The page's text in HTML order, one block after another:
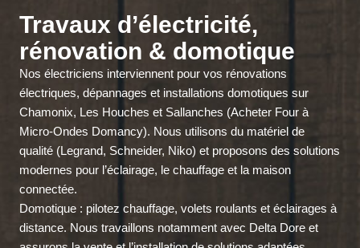
Travaux d’électricité,
rénovation & domotique
Nos électriciens interviennent pour vos rénovations
électriques, dépannages et installations domotiques sur
Chamonix, Les Houches et Sallanches (Acheter Four à
Micro-Ondes Domancy). Nous utilisons du matériel de
qualité (Legrand, Schneider, Niko) et proposons des solutions
modernes pour l’éclairage, le chauffage et la maison
connectée.
Domotique : pilotez chauffage, volets roulants et éclairages à
distance. Nous travaillons notamment avec Delta Dore et